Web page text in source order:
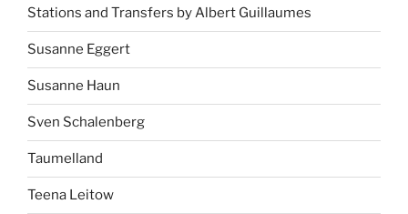
Stations and Transfers by Albert Guillaumes
Susanne Eggert
Susanne Haun
Sven Schalenberg
Taumelland
Teena Leitow